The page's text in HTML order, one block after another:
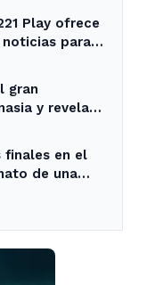
Play ofrece
para
gran
y revela
finales en el
de una